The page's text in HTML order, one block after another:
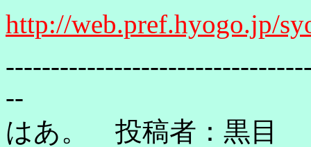
http://web.pref.hyogo.jp/
--
はあ。 投稿者：黒目